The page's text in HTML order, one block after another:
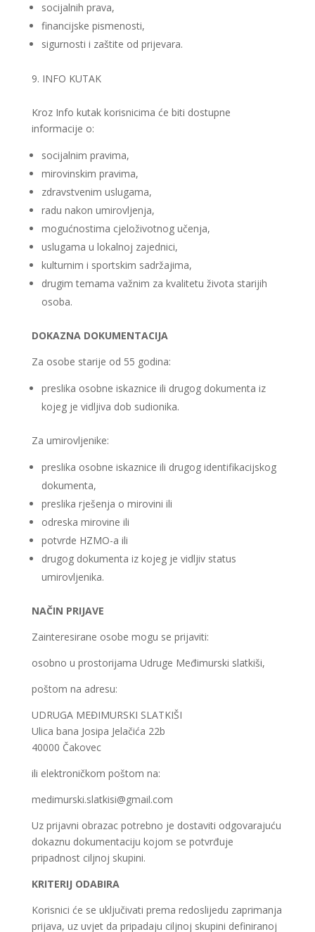
socijalnih prava,
financijske pismenosti,
sigurnosti i zaštite od prijevara.
INFO KUTAK
Kroz Info kutak korisnicima će biti dostupne
informacije o:
socijalnim pravima,
mirovinskim pravima,
zdravstvenim uslugama,
radu nakon umirovljenja,
mogućnostima cjeloživotnog učenja,
uslugama u lokalnoj zajednici,
kulturnim i sportskim sadržajima,
drugim temama važnim za kvalitetu života starijih
osoba.
DOKAZNA DOKUMENTACIJA
Za osobe starije od 55 godina:
preslika osobne iskaznice ili drugog dokumenta iz
kojeg je vidljiva dob sudionika.
Za umirovljenike:
preslika osobne iskaznice ili drugog identifikacijskog
dokumenta,
preslika rješenja o mirovini ili
odreska mirovine ili
potvrde HZMO-a ili
drugog dokumenta iz kojeg je vidljiv status
umirovljenika.
NAČIN PRIJAVE
Zainteresirane osobe mogu se prijaviti:
osobno u prostorijama Udruge Međimurski slatkiši,
poštom na adresu:
UDRUGA MEĐIMURSKI SLATKIŠI
Ulica bana Josipa Jelačića 22b
40000 Čakovec
ili elektroničkom poštom na:
medimurski.slatkisi@gmail.com
Uz prijavni obrazac potrebno je dostaviti odgovarajuću
dokaznu dokumentaciju kojom se potvrđuje
pripadnost ciljnoj skupini.
KRITERIJ ODABIRA
Korisnici će se uključivati prema redoslijedu zaprimanja
prijava, uz uvjet da pripadaju ciljnoj skupini definiranoj